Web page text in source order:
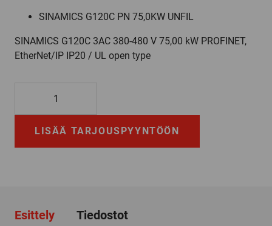
SINAMICS G120C PN 75,0KW UNFIL
SINAMICS G120C 3AC 380-480 V 75,00 kW PROFINET,
EtherNet/IP IP20 / UL open type
4UF1
määräLISÄÄ TARJOUSPYYNTÖÖN
Esittely Tiedostot